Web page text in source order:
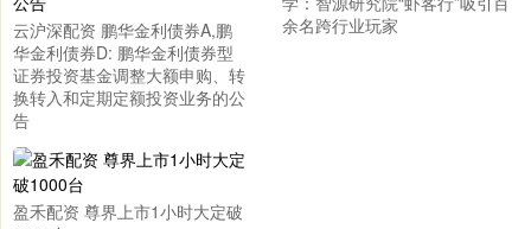
云沪深配资 鹏华金利债券A,鹏
华金利债券D: 鹏华金利债券型
证券投资基金调整大额申购、转
换转入和定期定额投资业务的公
告
余名跨行业玩家
盈禾配资 尊界上市1小时大定破